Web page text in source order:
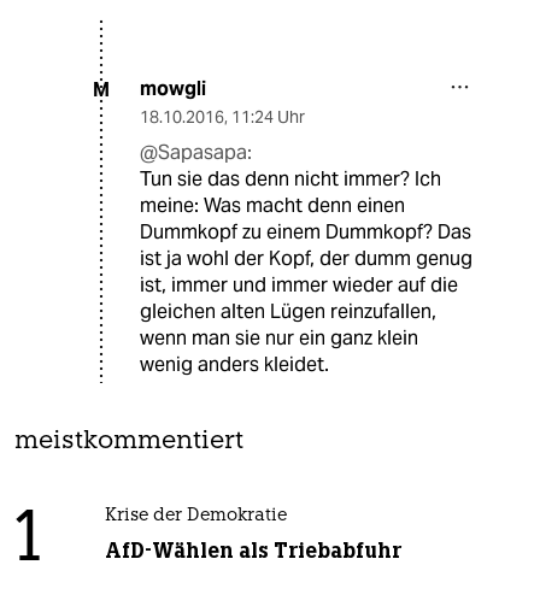
M mowgli
18.10.2016, 11:24 Uhr
@Sapasapa:
Tun sie das denn nicht immer? Ich
meine: Was macht denn einen
Dummkopf zu einem Dummkopf? Das
ist ja wohl der Kopf, der dumm genug
ist, immer und immer wieder auf die
gleichen alten Lügen reinzufallen,
wenn man sie nur ein ganz klein
wenig anders kleidet.
meistkommentiert
1 Krise der Demokratie
AfD-Wählen als Triebabfuhr